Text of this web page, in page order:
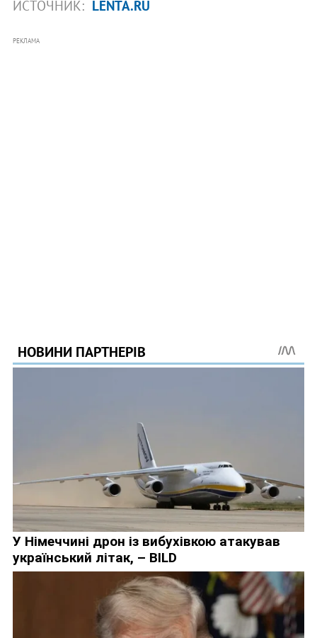
ИСТОЧНИК: LENTA.RU
РЕКЛАМА